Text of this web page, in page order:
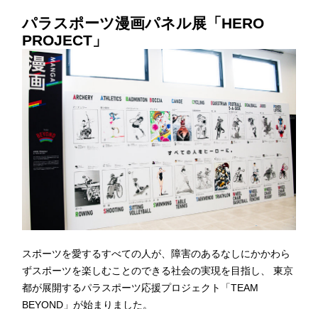
パラスポーツ漫画パネル展「HERO
PROJECT」
スポーツを愛するすべての人が、障害のあるなしにかかわら
ずスポーツを楽しむことのできる社会の実現を目指し、 東京
都が展開するパラスポーツ応援プロジェクト「TEAM
BEYOND」が始まりました。